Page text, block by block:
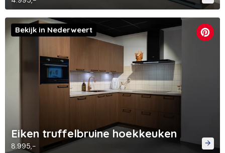
Eiken truffelbruine hoekkeuken
8.995,-
Bekijk in Nederweert